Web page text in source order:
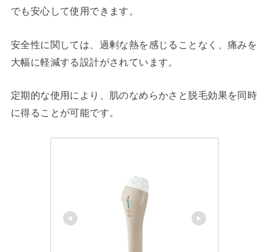
でも安心して使用できます。
安全性に関しては、過剰な熱を感じることなく、痛みを
大幅に軽減する設計がされています。
定期的な使用により、肌のなめらかさと脱毛効果を同時
に得ることが可能です。